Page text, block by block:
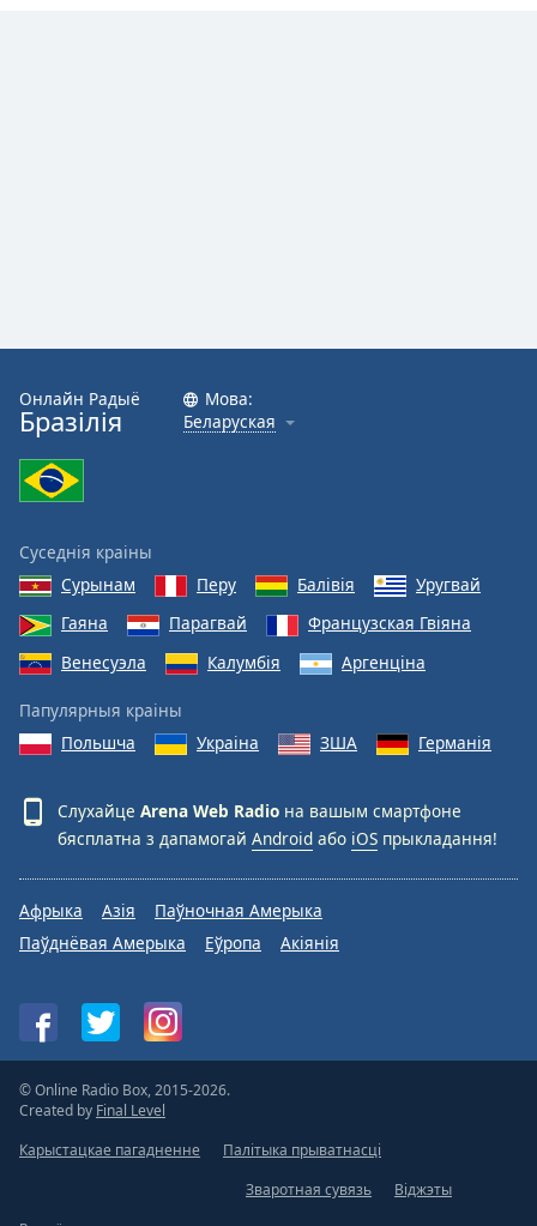
Онлайн Радыё
Бразілія
Мова:
Беларуская
Суседнія краіны
Сурынам
Перу Балівія
Уругвай
Гаяна
Парагвай
Французская Гвіяна
Венесуэла
Калумбія Аргенціна
Папулярныя краіны
Польшча
Украіна ЗША Германія
Слухайце Arena Web Radio на вашым смартфоне
бясплатна з дапамогай Android або iOS прыкладання!
Афрыка Азія
Паўночная Амерыка
Паўднёвая Амерыка
Еўропа Акіянія
© Online Radio Box, 2015-2026.
Created by Final Level
Карыстацкае пагадненне
Палітыка прыватнасці
Зваротная сувязь
Віджэты